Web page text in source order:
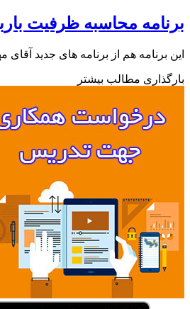
برنامه محاسبه ظرفیت
این برنامه هم از برنامه های جدید
بارگذاری مطالب بیشتر